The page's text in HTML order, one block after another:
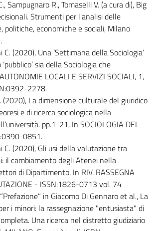
Sampugnaro R., Tomaselli V. (a cura di), Big
Strumenti per l'analisi delle
politiche, economiche e sociali, Milano
C. (2020), Una ‘Settimana della Sociologia’
sia della Sociologia che
LOCALI E SERVIZI SOCIALI, 1,
2278.
(2020), La dimensione culturale del giuridico
e di ricerca sociologica nella
pp.1-21, In SOCIOLOGIA DEL
0851.
C. (2020), Gli usi della valutazione tra
il cambiamento degli Atenei nella
di Dipartimento. In RIV. RASSEGNA
- ISSN:1826-0713 vol. 74
in Giacomo Di Gennaro et al., La
i minori: la rassegnazione "entusiasta" di
Una ricerca nel distretto giudiziario